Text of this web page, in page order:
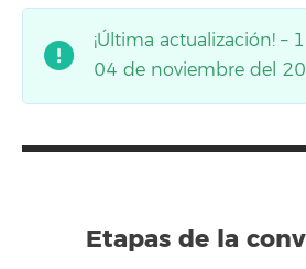
¡Última actualización! –
04 de noviembre del
Etapas de la